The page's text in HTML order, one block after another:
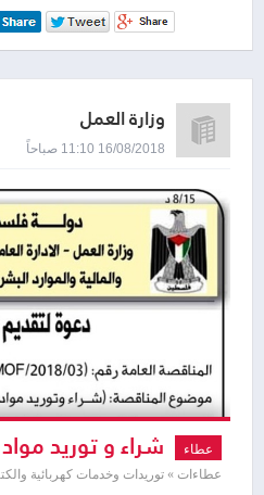
وزارة العمل
16/08/2018 11:10 صباحاً
عطاء شراء و توريد
كهروميكانيك السيارات
عطاءات » توريدات وخدمات كهربائية